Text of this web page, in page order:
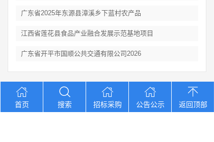
广东省2025年东源县漳溪乡下蓝村农产品
江西省莲花县食品产业融合发展示范基地项目
广东省开平市国顺公共交通有限公司2026
Copyright © 2012-2026 中招招标网 版权所有 网站备案号：京
ICP备2023026371号-2
首页 搜索 招标采购 公告公示 返回顶部